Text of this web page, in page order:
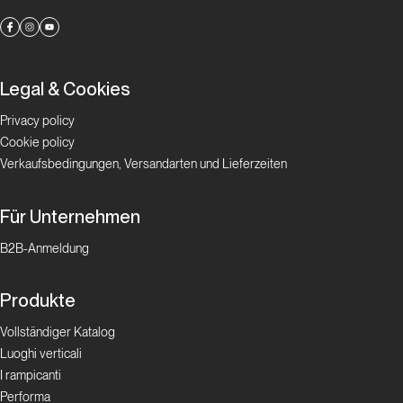
Legal & Cookies
Privacy policy
Cookie policy
Verkaufsbedingungen, Versandarten und Lieferzeiten
Für Unternehmen
B2B-Anmeldung
Produkte
Vollständiger Katalog
Luoghi verticali
I rampicanti
Performa